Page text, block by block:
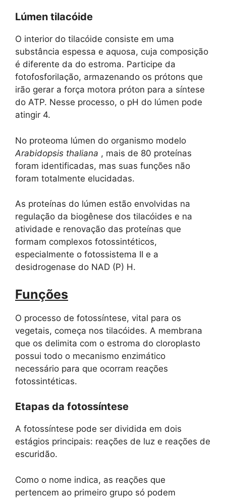
Lúmen tilacóide
O interior do tilacóide consiste em uma
substância espessa e aquosa, cuja composição
é diferente da do estroma. Participe da
fotofosforilação, armazenando os prótons que
irão gerar a força motora próton para a síntese
do ATP. Nesse processo, o pH do lúmen pode
atingir 4.
No proteoma lúmen do organismo modelo
Arabidopsis thaliana , mais de 80 proteínas
foram identificadas, mas suas funções não
foram totalmente elucidadas.
As proteínas do lúmen estão envolvidas na
regulação da biogênese dos tilacóides e na
atividade e renovação das proteínas que
formam complexos fotossintéticos,
especialmente o fotossistema II e a
desidrogenase do NAD (P) H.
Funções
O processo de fotossíntese, vital para os
vegetais, começa nos tilacóides. A membrana
que os delimita com o estroma do cloroplasto
possui todo o mecanismo enzimático
necessário para que ocorram reações
fotossintéticas.
Etapas da fotossíntese
A fotossíntese pode ser dividida em dois
estágios principais: reações de luz e reações de
escuridão.
Como o nome indica, as reações que
pertencem ao primeiro grupo só podem